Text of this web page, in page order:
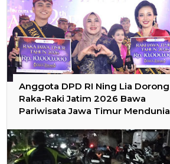
Anggota DPD RI Ning Lia Dorong
Raka-Raki Jatim 2026 Bawa
Pariwisata Jawa Timur Mendunia